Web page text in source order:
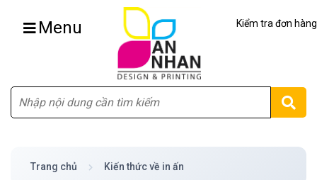
Menu Kiểm tra đơn hàng
Trang chủ Kiến thức về in ấn